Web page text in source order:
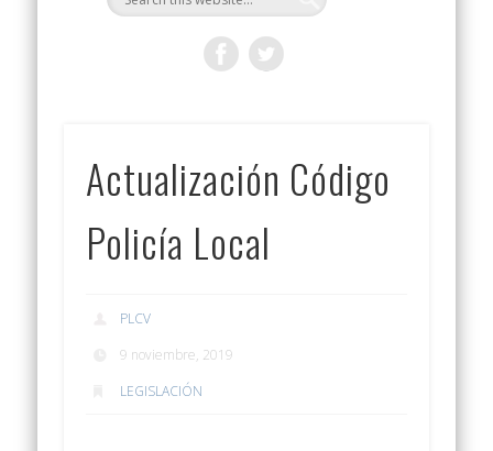
Actualización Código
Policía Local
PLCV
9 noviembre, 2019
LEGISLACIÓN